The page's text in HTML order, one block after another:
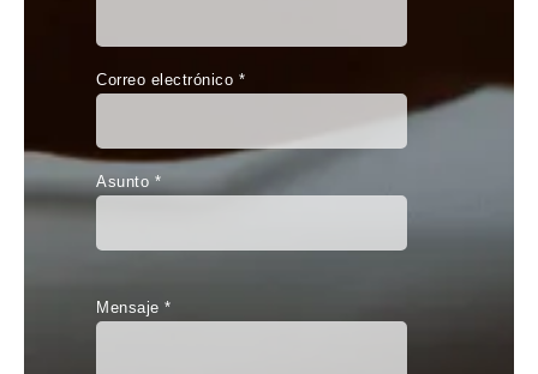
Correo electrónico *
Asunto *
Mensaje *